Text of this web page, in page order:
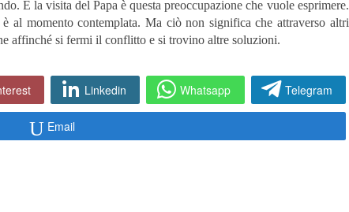
E la visita del Papa è questa preoccupazione che vuole esprimere.
al momento contemplata. Ma ciò non significa che attraverso altri
affinché si fermi il conflitto e si trovino altre soluzioni.
Linkedin Whatsapp Telegram
Email